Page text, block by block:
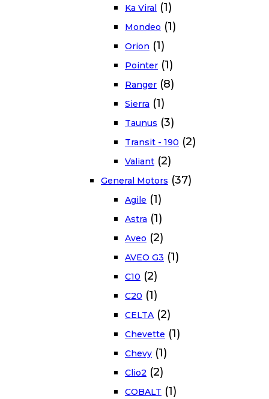
Ka Viral (1)
Mondeo (1)
Orion (1)
Pointer (1)
Ranger (8)
Sierra (1)
Taunus (3)
Transit - 190 (2)
Valiant (2)
General Motors (37)
Agile (1)
Astra (1)
Aveo (2)
AVEO G3 (1)
C10 (2)
C20 (1)
CELTA (2)
Chevette (1)
Chevy (1)
Clio2 (2)
COBALT (1)